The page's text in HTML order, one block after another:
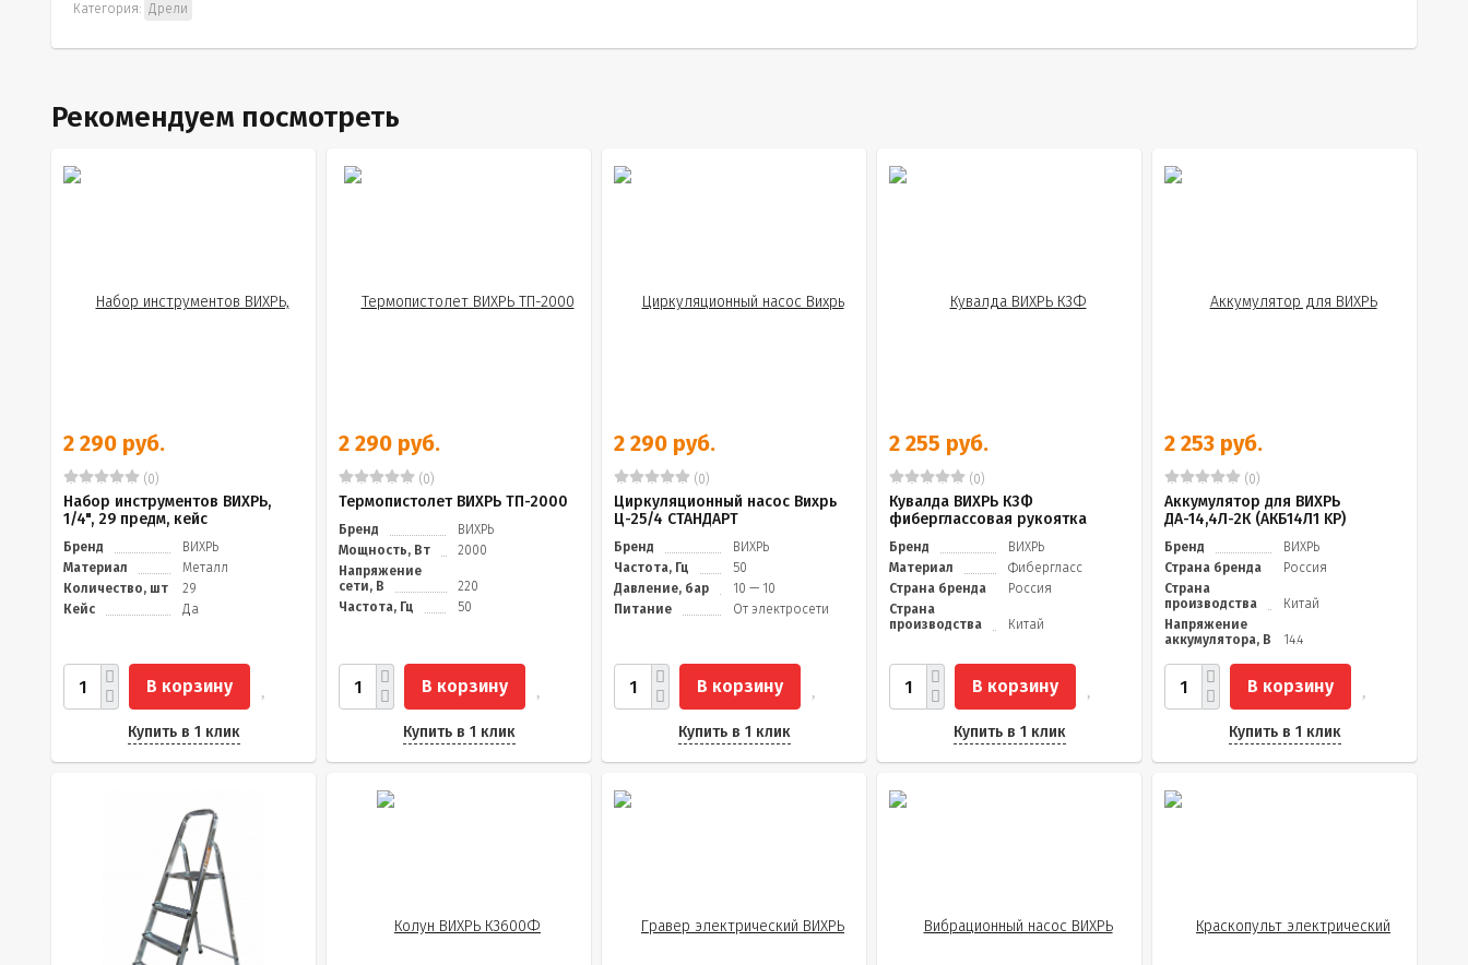
Категория: Дрели
Рекомендуем посмотреть
2 290 руб.
(0)
Набор инструментов ВИХРЬ,
1/4", 29 предм, кейс
Бренд
ВИХРЬ
Материал
Металл
Количество, шт
29
Кейс
Да
В корзину
Купить в 1 клик
2 290 руб.
(0)
Термопистолет ВИХРЬ ТП-2000
Бренд
ВИХРЬ
Мощность, Вт
2000
Напряжение
сети, В
220
Частота, Гц
50
В корзину
Купить в 1 клик
2 290 руб.
(0)
Циркуляционный насос Вихрь
Ц-25/4 СТАНДАРТ
Бренд
ВИХРЬ
Частота, Гц
50
Давление, бар
10 — 10
Питание
От электросети
В корзину
Купить в 1 клик
2 255 руб.
(0)
Кувалда ВИХРЬ К3Ф
фиберглассовая рукоятка
Бренд
ВИХРЬ
Материал
Фибергласс
Страна бренда
Россия
Страна
производства
Китай
В корзину
Купить в 1 клик
2 253 руб.
(0)
Аккумулятор для ВИХРЬ
ДА-14,4Л-2К (АКБ14Л1 KP)
Бренд
ВИХРЬ
Страна бренда
Россия
Страна
производства
Китай
Напряжение
аккумулятора, В
14.4
В корзину
Купить в 1 клик